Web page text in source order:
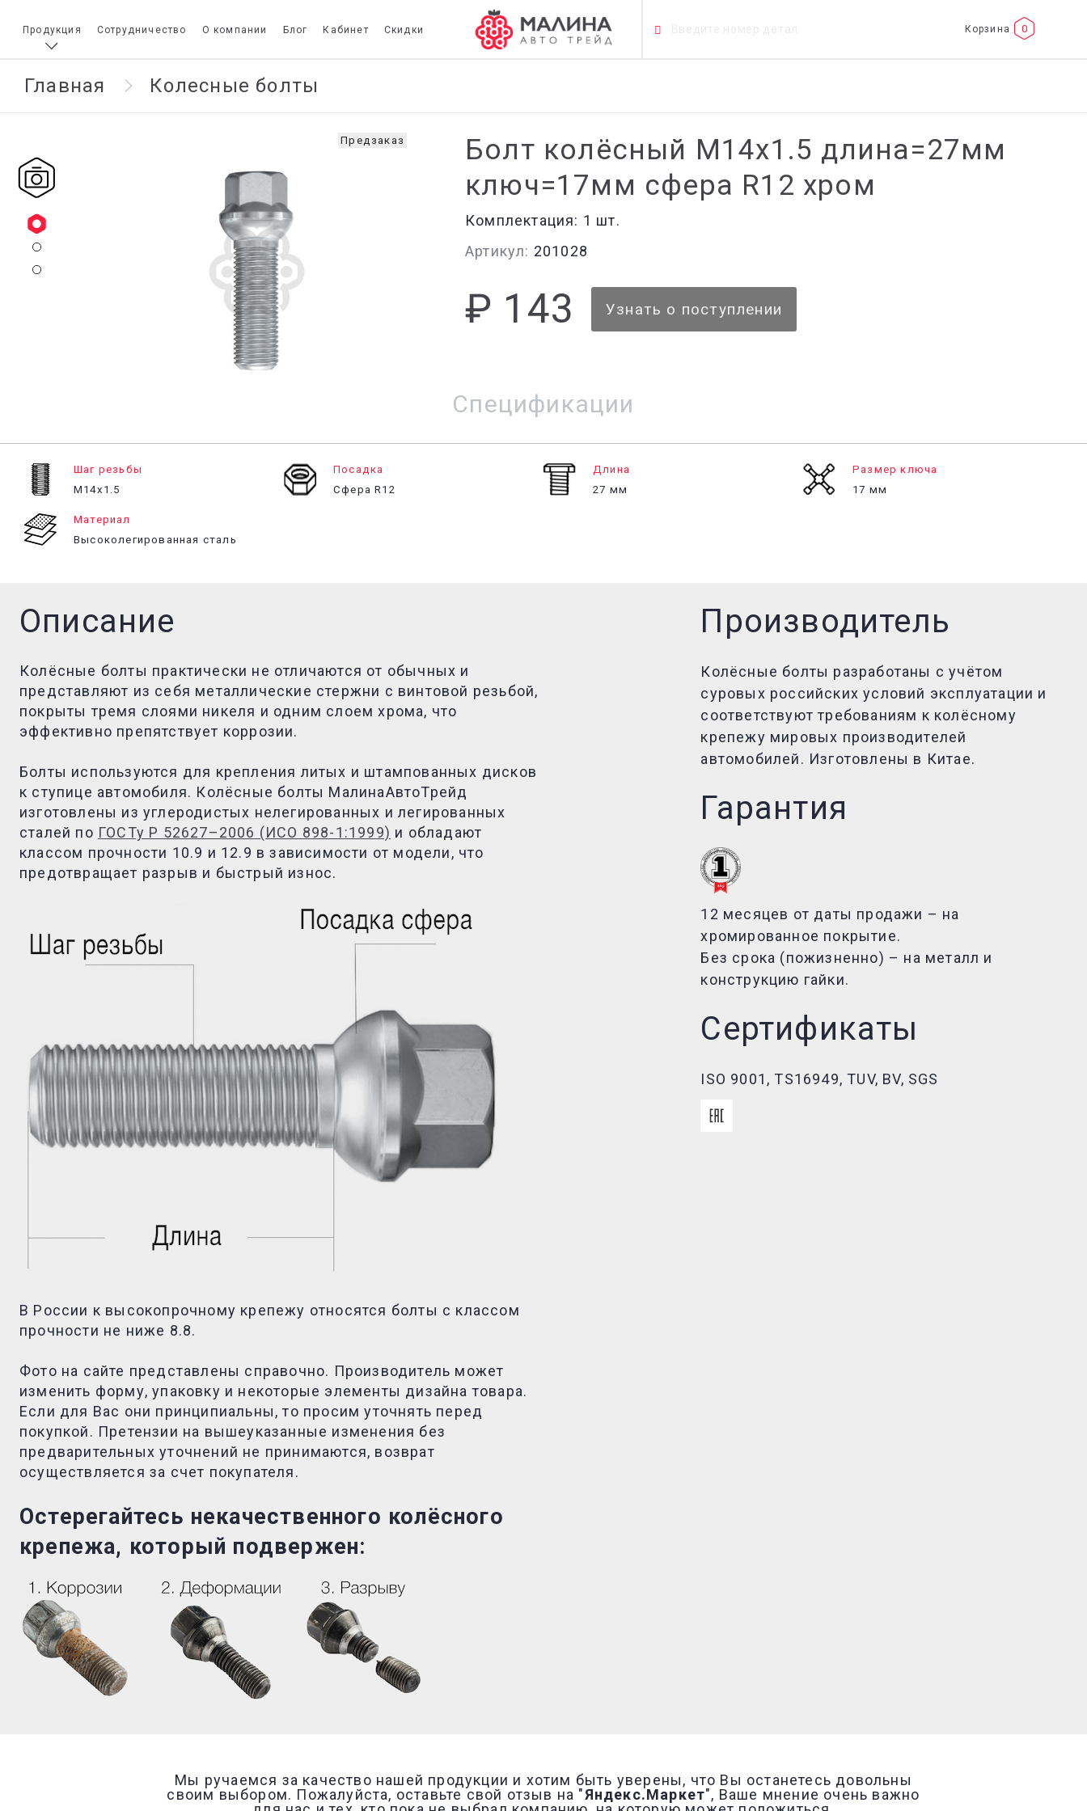
Продукция Сотрудничество О компании Блог Кабинет Скидки 0
Главная Колесные болты
Предзаказ
Болт колёсный М14x1.5 длина=27мм
ключ=17мм сфера R12 хром
Комплектация: 1 шт.
Артикул: 201028
₽ 143 Узнать о поступлении
Спецификации
Шаг резьбы
М14х1.5
Посадка
Сфера R12
Длина
27 мм
Размер ключа
17 мм
Материал
Высоколегированная сталь
Описание
Колёсные болты практически не отличаются от обычных и
представляют из себя металлические стержни с винтовой резьбой,
покрыты тремя слоями никеля и одним слоем хрома, что
эффективно препятствует коррозии.
Болты используются для крепления литых и штампованных дисков
к ступице автомобиля. Колёсные болты МалинаАвтоТрейд
изготовлены из углеродистых нелегированных и легированных
сталей по ГОСТу Р 52627–2006 (ИСО 898-1:1999) и обладают
классом прочности 10.9 и 12.9 в зависимости от модели, что
предотвращает разрыв и быстрый износ.
В России к высокопрочному крепежу относятся болты с классом
прочности не ниже 8.8.
Фото на сайте представлены справочно. Производитель может
изменить форму, упаковку и некоторые элементы дизайна товара.
Если для Вас они принципиальны, то просим уточнять перед
покупкой. Претензии на вышеуказанные изменения без
предварительных уточнений не принимаются, возврат
осуществляется за счет покупателя.
Остерегайтесь некачественного колёсного
крепежа, который подвержен:
Производитель
Колёсные болты разработаны с учётом
суровых российских условий эксплуатации и
соответствуют требованиям к колёсному
крепежу мировых производителей
автомобилей. Изготовлены в Китае.
Гарантия
12 месяцев от даты продажи – на
хромированное покрытие.
Без срока (пожизненно) – на металл и
конструкцию гайки.
Сертификаты
ISO 9001, TS16949, TUV, BV, SGS
Мы ручаемся за качество нашей продукции и хотим быть уверены, что Вы останетесь довольны
своим выбором. Пожалуйста, оставьте свой отзыв на "Яндекс.Маркет", Ваше мнение очень важно